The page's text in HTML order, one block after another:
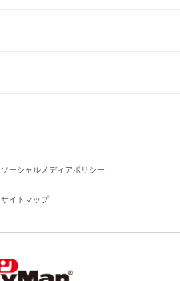
ソーシャルメディアポリシー
サイトマップ